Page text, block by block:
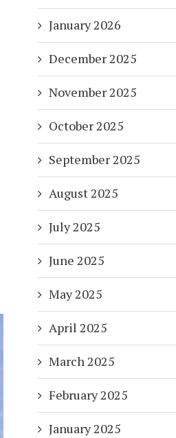
January 2026
December 2025
November 2025
October 2025
September 2025
August 2025
July 2025
June 2025
May 2025
April 2025
March 2025
February 2025
January 2025